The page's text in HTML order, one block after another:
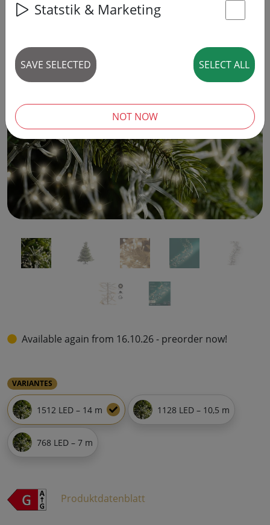
‹ ›
Available again from 16.10.26 - preorder now!
VARIANTES
1512 LED – 14 m 1128 LED – 10,5 m
768 LED – 7 m
Produktdatenblatt
Statstik & Marketing
SAVE SELECTED SELECT ALL
NOT NOW